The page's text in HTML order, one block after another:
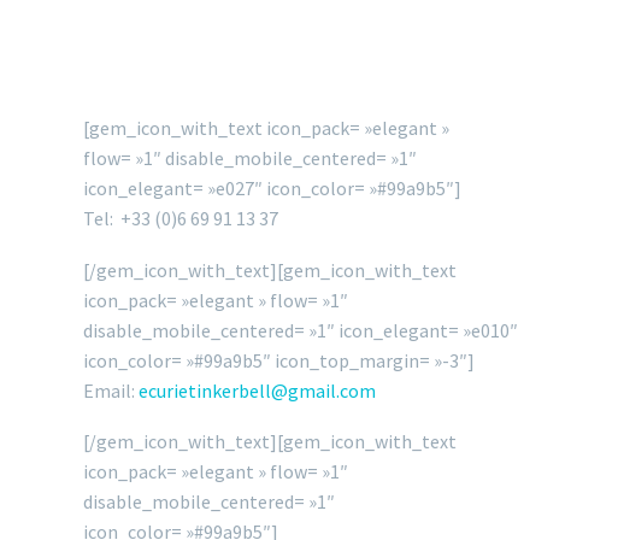
[gem_icon_with_text icon_pack= »elegant »
flow= »1″ disable_mobile_centered= »1″
icon_elegant= »e027″ icon_color= »#99a9b5″]
Tel: +33 (0)6 69 91 13 37
[/gem_icon_with_text][gem_icon_with_text
icon_pack= »elegant » flow= »1″
disable_mobile_centered= »1″ icon_elegant= »e010″
icon_color= »#99a9b5″ icon_top_margin= »-3″]
Email: ecurietinkerbell@gmail.com
[/gem_icon_with_text][gem_icon_with_text
icon_pack= »elegant » flow= »1″
disable_mobile_centered= »1″
icon_color= »#99a9b5″]